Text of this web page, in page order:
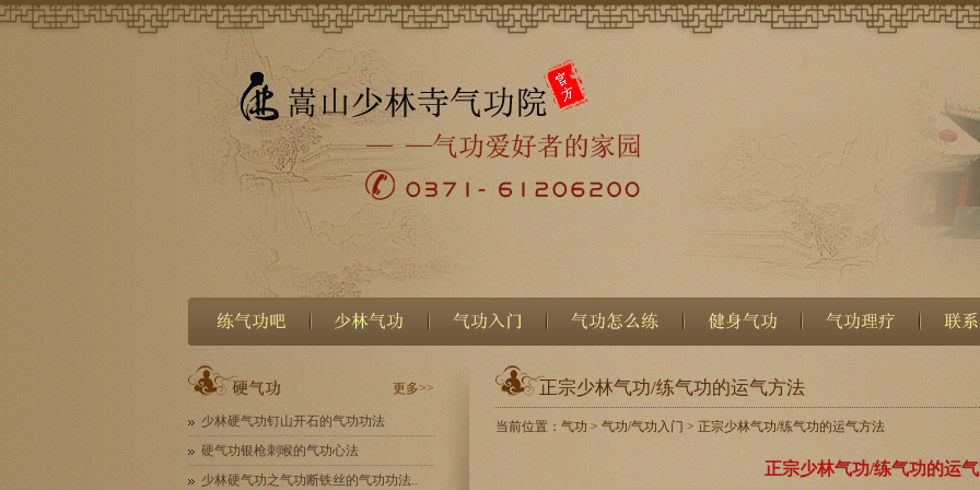
更多>>
少林硬气功钉山开石的气功功法
硬气功银枪刺喉的气功心法
少林硬气功之气功断铁丝的气功功法..
正宗少林气功/练气功的运气方法
当前位置： 气功 > 气功/气功入门 > 正宗少林气功/练气功的运气方法
正宗少林气功/练气功的运